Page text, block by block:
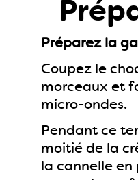
Préparez la
Coupez le
morceaux et
micro-ondes.
Pendant ce
moitié de la
la cannelle en